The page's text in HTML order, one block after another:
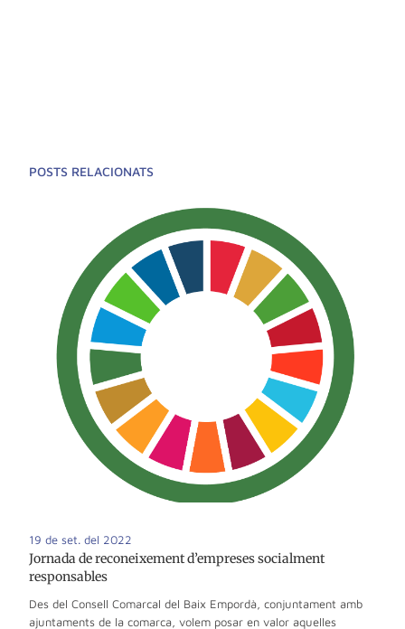
POSTS RELACIONATS
19 de set. del 2022
Jornada de reconeixement d’empreses socialment
responsables
Des del Consell Comarcal del Baix Empordà, conjuntament amb
ajuntaments de la comarca, volem posar en valor aquelles